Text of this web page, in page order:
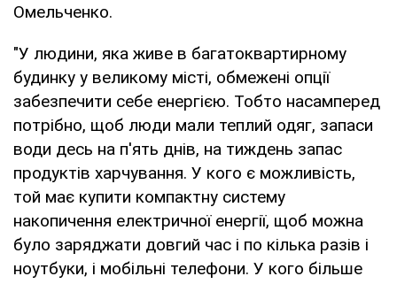
Омельченко.
"У людини, яка живе в багатоквартирному
будинку у великому місті, обмежені опції
забезпечити себе енергією. Тобто насамперед
потрібно, щоб люди мали теплий одяг, запаси
води десь на п'ять днів, на тиждень запас
продуктів харчування. У кого є можливість,
той має купити компактну систему
накопичення електричної енергії, щоб можна
було заряджати довгий час і по кілька разів і
ноутбуки, і мобільні телефони. У кого більше